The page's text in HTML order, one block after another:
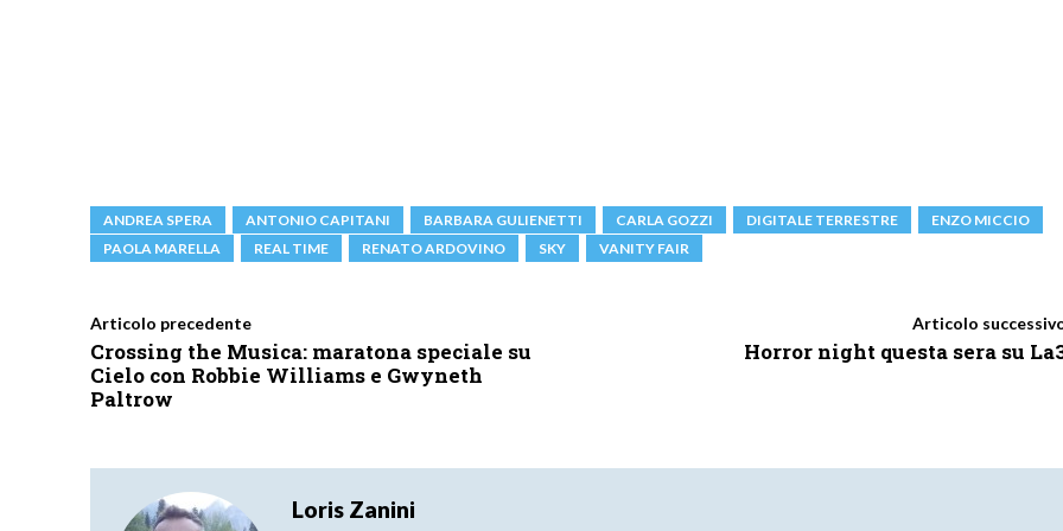
ANDREA SPERA ANTONIO CAPITANI BARBARA GULIENETTI CARLA GOZZI DIGITALE TERRESTRE
ENZO MICCIO
PAOLA MARELLA
REAL TIME RENATO ARDOVINO SKY VANITY FAIR
Articolo precedente
Crossing the Musica: maratona speciale su
Cielo con Robbie Williams e Gwyneth
Paltrow
Articolo
Horror night questa sera su
Loris Zanini